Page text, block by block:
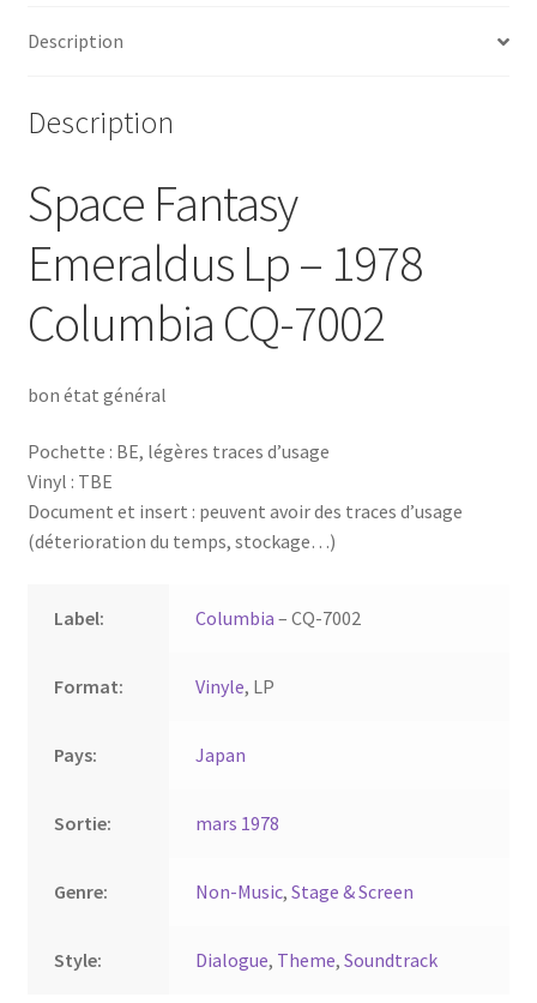
Description
Description
Space Fantasy
Emeraldus Lp – 1978
Columbia CQ-7002
bon état général
Pochette : BE, légères traces d’usage
Vinyl : TBE
Document et insert : peuvent avoir des traces d’usage
(déterioration du temps, stockage…)
Label: Columbia – CQ-7002
Format: Vinyle, LP
Pays: Japan
Sortie: mars 1978
Genre: Non-Music,Stage & Screen
Style: Dialogue, Theme,Soundtrack